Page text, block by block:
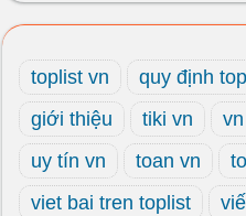
toplist vn quy định
giới thiệu
tiki vn
uy tín vn
toan vn
viet bai tren toplist